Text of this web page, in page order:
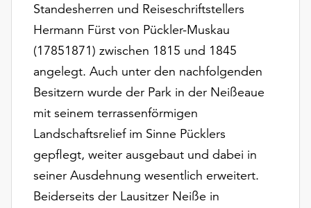
Schaltfläche
„Cookie-
Einstellungen“
Verfügung.
Funktionale
Cookies
werden
auch
ohne
Einverständnis
Standesherren und Reiseschriftstellers
Hermann Fürst von Pückler-Muskau
(17851871) zwischen 1815 und 1845
angelegt. Auch unter den nachfolgenden
Besitzern wurde der Park in der Neißeaue
mit seinem terrassenförmigen
Landschaftsrelief im Sinne Pücklers
gepflegt, weiter ausgebaut und dabei in
seiner Ausdehnung wesentlich erweitert.
Beiderseits der Lausitzer Neiße in